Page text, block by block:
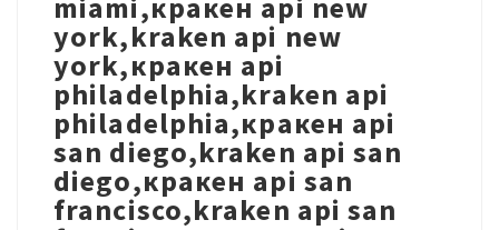
york,kraken api new
york,кракен api
philadelphia,kraken api
philadelphia,кракен api
san diego,kraken api san
diego,кракен api san
francisco,kraken api san